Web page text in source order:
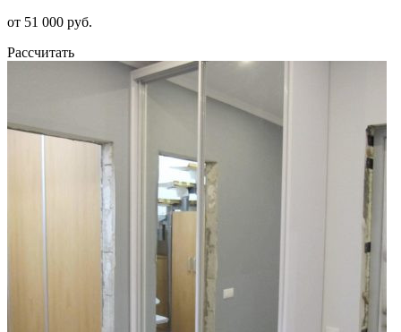
от 51 000 руб.
Рассчитать